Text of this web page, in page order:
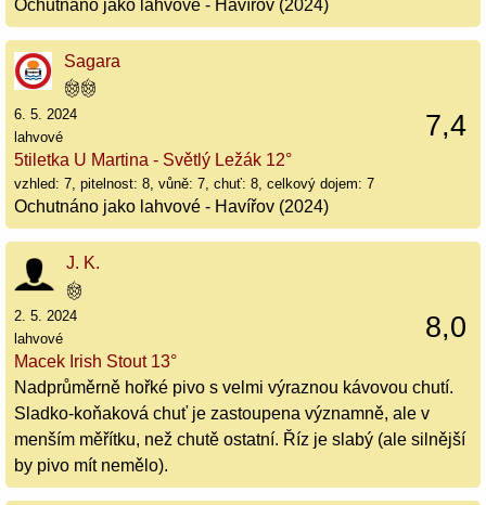
Ochutnáno jako lahvové - Havířov (2024)
Sagara
7,4
6. 5. 2024
lahvové
5tiletka U Martina - Světlý Ležák 12°
vzhled: 7, pitelnost: 8, vůně: 7, chuť: 8, celkový dojem: 7
Ochutnáno jako lahvové - Havířov (2024)
J. K.
8,0
2. 5. 2024
lahvové
Macek Irish Stout 13°
Nadprůměrně hořké pivo s velmi výraznou kávovou chutí.
Sladko-koňaková chuť je zastoupena významně, ale v
menším měřítku, než chutě ostatní. Říz je slabý (ale silnější
by pivo mít nemělo).